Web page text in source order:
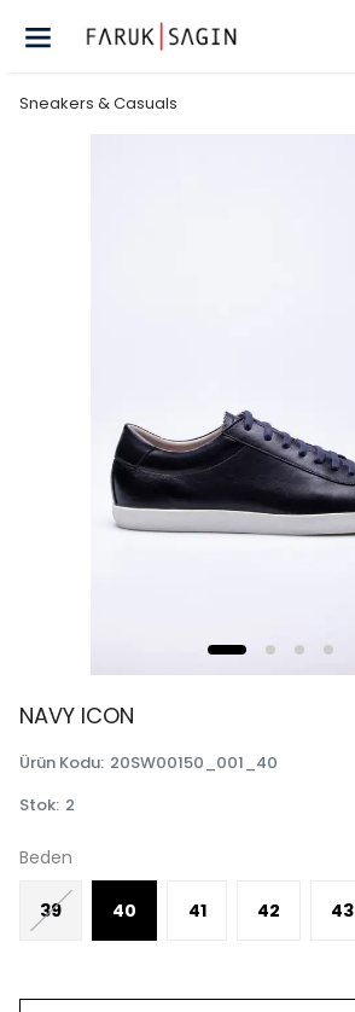
Sneakers & Casuals
NAVY ICON
Ürün Kodu: 20SW00150_001_40
Stok: 2
Beden
39 40 41 42 43